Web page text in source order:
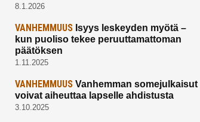
8.1.2026
VANHEMMUUS Isyys leskeyden myötä –
kun puoliso tekee peruuttamattoman
päätöksen
1.11.2025
VANHEMMUUS Vanhemman somejulkaisut
voivat aiheuttaa lapselle ahdistusta
3.10.2025